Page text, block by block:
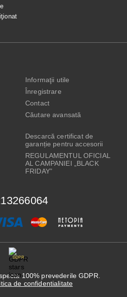
Informaţii utile
Înregistrare
Contact
Căutare avansată
Descarcă certificat de
garanție pentru accesorii
REGULAMENTUL OFICIAL
AL CAMPANIEI „BLACK
FRIDAY”
GDPR
100% prevederile GDPR.
de confidentialitate